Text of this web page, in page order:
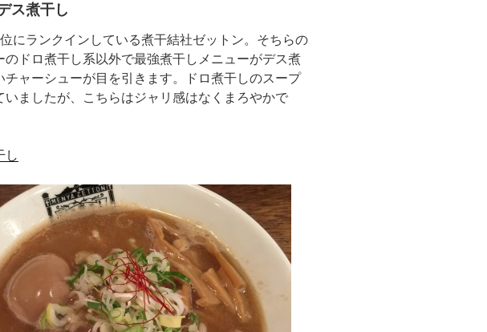
ス煮干し
にランクインしている煮干結社ゼットン。そちらの
のドロ煮干し系以外で最強煮干しメニューがデス煮
チャーシューが目を引きます。ドロ煮干しのスープ
いましたが、こちらはジャリ感はなくまろやかで
し